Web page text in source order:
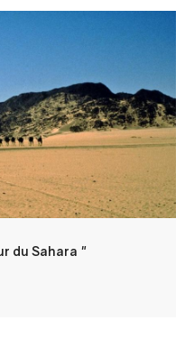
du Sahara "